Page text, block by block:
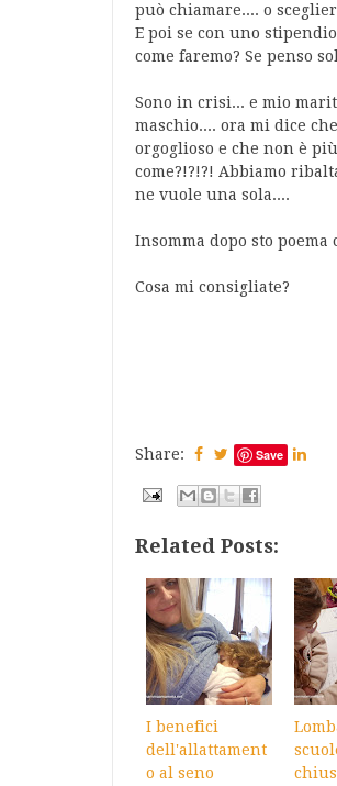
può chiamare.... o
E poi se con uno
come faremo? Se penso
Sono in crisi... e mio
maschio.... ora mi dice
orgoglioso e che non è
come?!?!?! Abbiamo
ne vuole una sola....
Insomma dopo sto
Cosa mi consigliate?
Share: Save
Related Posts:
I benefici
dell'allattament
o al seno